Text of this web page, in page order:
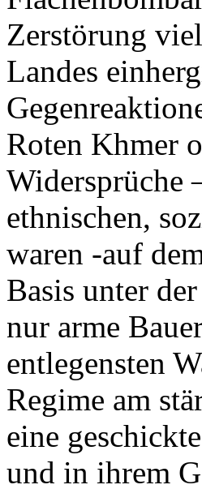
Zerstörung
Landes
Roten Khmer
Widersprüche
ethnischen,
waren -auf
Basis unter
nur arme
entlegensten
Regime am
eine
und in ihrem